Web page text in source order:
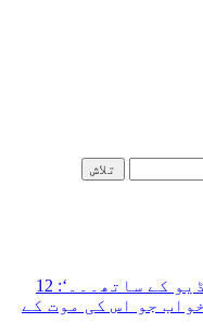
میں ہوں عونی، ایک نئی ویڈیو کے ساتھ۔۔۔‘: 12
جو اس کی موت کے